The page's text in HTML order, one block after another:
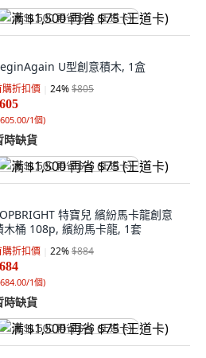
满 $1,500 再省 $75 (王道卡)
U型創意積木, 1盒
購折扣價 24%$805
1個)
時缺貨
满 $1,500 再省 $75 (王道卡)
特寶兒 繽紛馬卡龍創意
木桶 108p, 繽紛馬卡龍, 1套
購折扣價 22%$884
1個)
時缺貨
满 $1,500 再省 $75 (王道卡)